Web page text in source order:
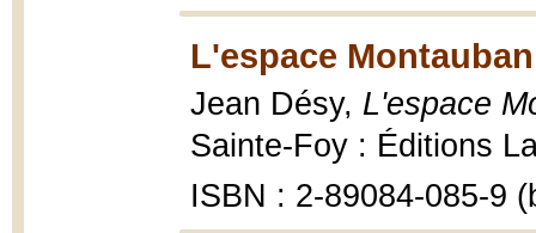
L'espace
Jean Désy, L'espace
Sainte-Foy : Éditions
ISBN : 2-89084-085-9